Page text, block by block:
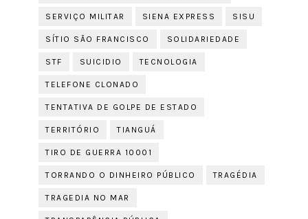
SERVIÇO MILITAR SIENA EXPRESS SISU
SÍTIO SÃO FRANCISCO SOLIDARIEDADE
STF SUICIDIO TECNOLOGIA
TELEFONE CLONADO
TENTATIVA DE GOLPE DE ESTADO
TERRITÓRIO TIANGUÁ
TIRO DE GUERRA 10001
TORRANDO O DINHEIRO PÚBLICO TRAGÉDIA
TRAGEDIA NO MAR